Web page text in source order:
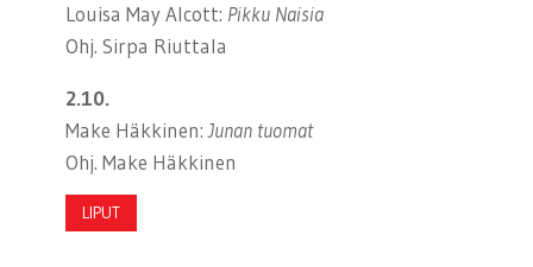
Louisa May Alcott: Pikku Naisia
Ohj. Sirpa Riuttala
2.10.
Make Häkkinen:Junan tuomat
Ohj. Make Häkkinen
LIPUT